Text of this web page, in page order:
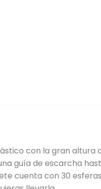
con la gran altura
guía de escarcha
cuenta con 30